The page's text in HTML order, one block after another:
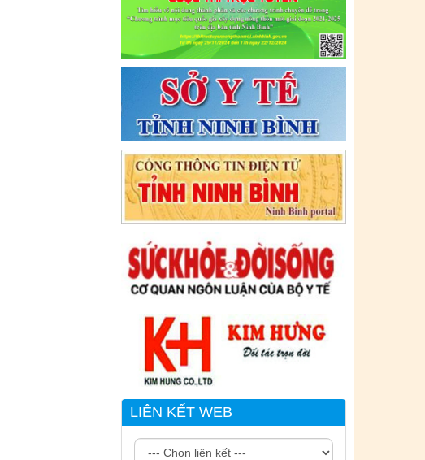
Y TẾ THEO THÔNG BÁO KHẨN CỦA
BỘ Y TẾ)
Ngày ban hành: (09/07/2021) -Ngày hiệu
lực: (09/07/2021)
Tên:(CẬP NHẬT DANH SÁCH CÁC
ĐỊA ĐIỂM NGUY CƠ CẦN KHAI BÁO
Y TẾ THEO THÔNG BÁO KHẨN CỦA
BỘ Y TẾ)
Ngày ban hành: (06/07/2021) -Ngày hiệu
lực: (06/07/2021)
Tên:(CẬP NHẬT DANH SÁCH CÁC
ĐỊA ĐIỂM NGUY CƠ CẦN KHAI BÁO
Y TẾ THEO THÔNG BÁO KHẨN CỦA
BỘ Y TẾ)
Ngày ban hành: (02/07/2021) -Ngày hiệu
LIÊN KẾT WEB